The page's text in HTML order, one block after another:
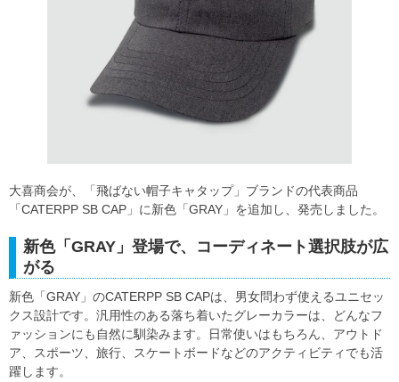
大喜商会が、「飛ばない帽子キャタップ」ブランドの代表商品
「CATERPP SB CAP」に新色「GRAY」を追加し、発売しました。
新色「GRAY」登場で、コーディネート選択肢が広
がる
新色「GRAY」のCATERPP SB CAPは、男女問わず使えるユニセッ
クス設計です。汎用性のある落ち着いたグレーカラーは、どんなフ
ァッションにも自然に馴染みます。日常使いはもちろん、アウトド
ア、スポーツ、旅行、スケートボードなどのアクティビティでも活
躍します。